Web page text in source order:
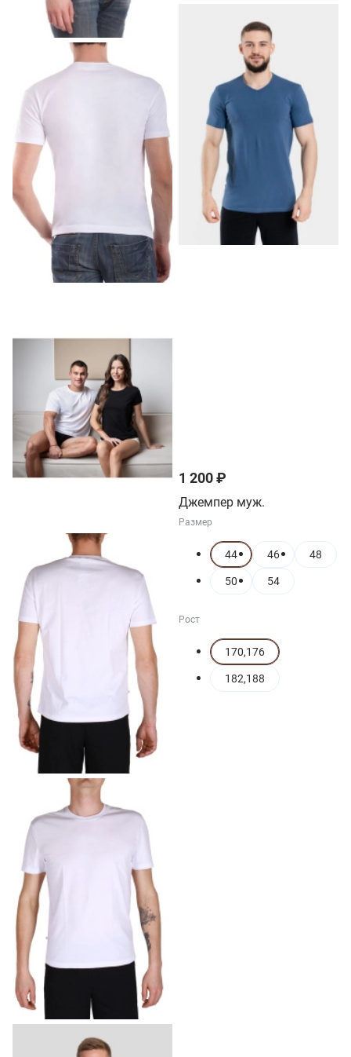
1 200 ₽
Джемпер муж.
Размер
44 46 48
50 54
Рост
170,176
182,188